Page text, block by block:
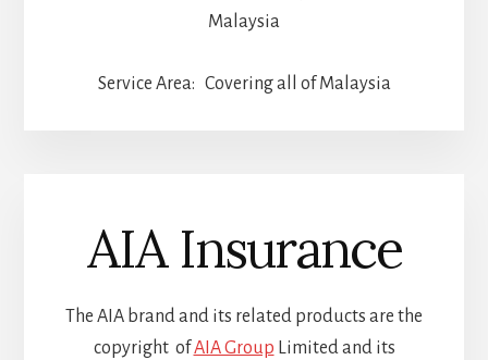
Malaysia
Service Area: Covering all of Malaysia
AIA Insurance
The AIA brand and its related products are the
copyright ofAIA Group Limited and its